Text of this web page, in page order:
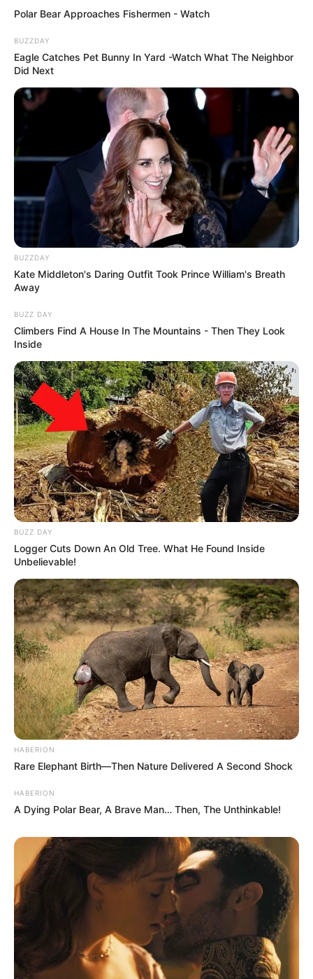
Polar Bear Approaches Fishermen - Watch
BUZZDAY
Eagle Catches Pet Bunny In Yard -Watch What The Neighbor
Did Next
BUZZDAY
Kate Middleton's Daring Outfit Took Prince William's Breath
Away
BUZZ DAY
Climbers Find A House In The Mountains - Then They Look
Inside
BUZZ DAY
Logger Cuts Down An Old Tree. What He Found Inside
Unbelievable!
HABERION
Rare Elephant Birth—Then Nature Delivered A Second Shock
HABERION
A Dying Polar Bear, A Brave Man… Then, The Unthinkable!